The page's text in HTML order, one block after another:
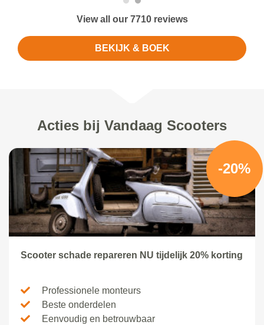
View all our 7710 reviews
BEKIJK & BOEK
Acties bij Vandaag Scooters
-20%
Scooter schade repareren NU tijdelijk 20% korting
Professionele monteurs
Beste onderdelen
Eenvoudig en betrouwbaar